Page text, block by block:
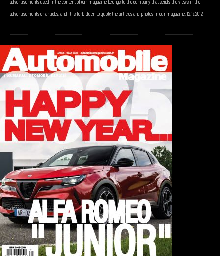
advertisements used in the content of our magazine belongs to the company that sends the views in the
advertisements or articles, and it is forbidden to quote the articles and photos in our magazine. 12.12.2012